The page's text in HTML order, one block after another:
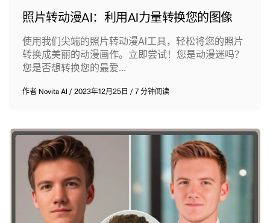
照片转动漫AI：利用AI力量转换您的图像
使用我们尖端的照片转动漫AI工具，轻松将您的照片
转换成美丽的动漫画作。立即尝试！您是动漫迷吗？
您是否想转换您的最爱...
作者 Novita AI /2023年12月25日/ 7 分钟阅读